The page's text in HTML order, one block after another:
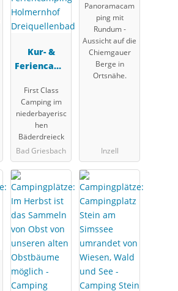
Kur- &
Feriencamp
Holmernhof
Dreiquellen
bad
First Class
Camping im
niederbayerisc
hen
Bäderdreieck
Bad Griesbach
Panoramacam
ping mit
Rundum -
Aussicht auf die
Chiemgauer
Berge in
Ortsnähe.
Inzell